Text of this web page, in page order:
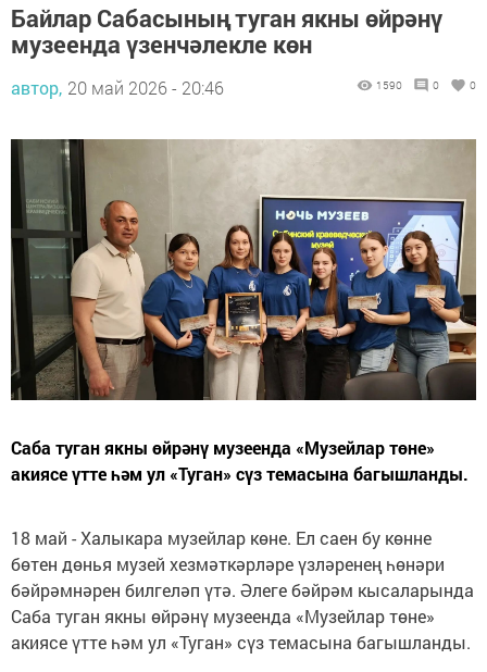
Байлар Сабасының туган якны өйрәнү
музеенда үзенчәлекле көн
автор, 20 май 2026 - 20:46 1590 0 0
Саба туган якны өйрәнү музеенда «Музейлар төне»
акиясе үтте һәм ул «Туган» сүз темасына багышланды.
18 май - Халыкара музейлар көне. Ел саен бу көнне
бөтен дөнья музей хезмәткәрләре үзләренең һөнәри
бәйрәмнәрен билгеләп үтә. Әлеге бәйрәм кысаларында
Саба туган якны өйрәнү музеенда «Музейлар төне»
акиясе үтте һәм ул «Туган» сүз темасына багышланды.